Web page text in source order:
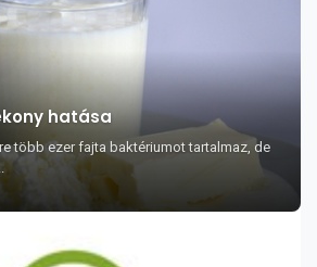
hatása
több ezer fajta baktériumot tartalmaz, de